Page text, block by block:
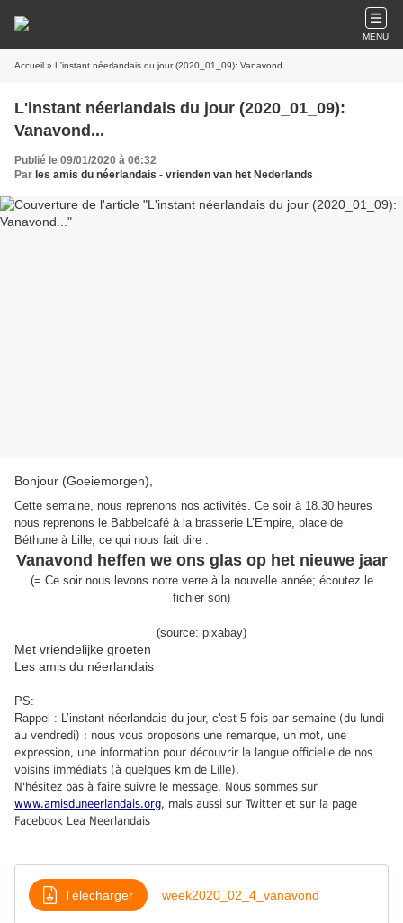
MENU
Accueil » L'instant néerlandais du jour (2020_01_09): Vanavond...
L'instant néerlandais du jour (2020_01_09):
Vanavond...
Publié le 09/01/2020 à 06:32
Par les amis du néerlandais - vrienden van het Nederlands
Bonjour (Goeiemorgen),
Cette semaine, nous reprenons nos activités. Ce soir à 18.30 heures
nous reprenons le Babbelcafé à la brasserie L’Empire, place de
Béthune à Lille, ce qui nous fait dire :
Vanavond heffen we ons glas op het nieuwe jaar
(= Ce soir nous levons notre verre à la nouvelle année; écoutez le
fichier son)
(source: pixabay)
Met vriendelijke groeten
Les amis du néerlandais
PS:
Rappel : L’instant néerlandais du jour, c'est 5 fois par semaine (du lundi
au vendredi) ; nous vous proposons une remarque, un mot, une
expression, une information pour découvrir la langue officielle de nos
voisins immédiats (à quelques km de Lille).
N'hésitez pas à faire suivre le message. Nous sommes sur
www.amisduneerlandais.org, mais aussi sur Twitter et sur la page
Facebook Lea Neerlandais
Télécharger week2020_02_4_vanavond